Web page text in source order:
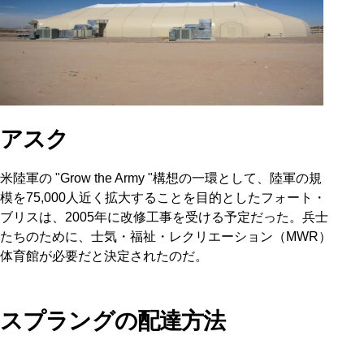
アスク
米陸軍の "Grow the Army "構想の一環として、陸軍の規
模を75,000人近く拡大することを目的としたフォート・
ブリスは、2005年に改修工事を受ける予定だった。兵士
たちのために、士気・福祉・レクリエーション（MWR）
体育館が必要だと決定されたのだ。
スプラングの配達方法